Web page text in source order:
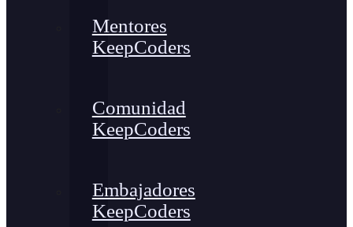
Mentores
KeepCoders
Comunidad
KeepCoders
Embajadores
KeepCoders